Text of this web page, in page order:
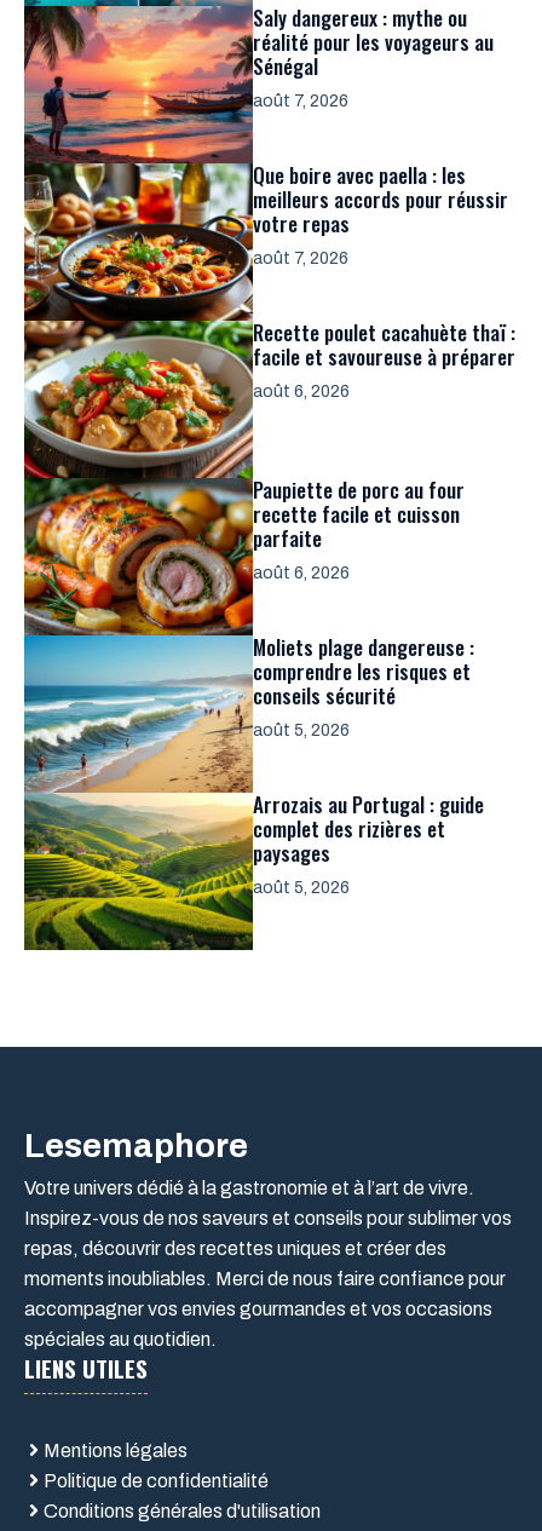
Saly dangereux : mythe ou
réalité pour les voyageurs au
Sénégal
août 7, 2026
Que boire avec paella : les
meilleurs accords pour réussir
votre repas
août 7, 2026
Recette poulet cacahuète thaï :
facile et savoureuse à préparer
août 6, 2026
Paupiette de porc au four
recette facile et cuisson
parfaite
août 6, 2026
Moliets plage dangereuse :
comprendre les risques et
conseils sécurité
août 5, 2026
Arrozais au Portugal : guide
complet des rizières et
paysages
août 5, 2026
Lesemaphore
Votre univers dédié à la gastronomie et à l’art de vivre.
Inspirez-vous de nos saveurs et conseils pour sublimer vos
repas, découvrir des recettes uniques et créer des
moments inoubliables. Merci de nous faire confiance pour
accompagner vos envies gourmandes et vos occasions
spéciales au quotidien.
LIENS UTILES
Mentions légales
Politique de confidentialité
Conditions générales d'utilisation